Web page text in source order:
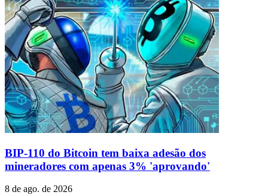
BIP-110 do Bitcoin tem baixa adesão dos
mineradores com apenas 3% 'aprovando'
8 de ago. de 2026